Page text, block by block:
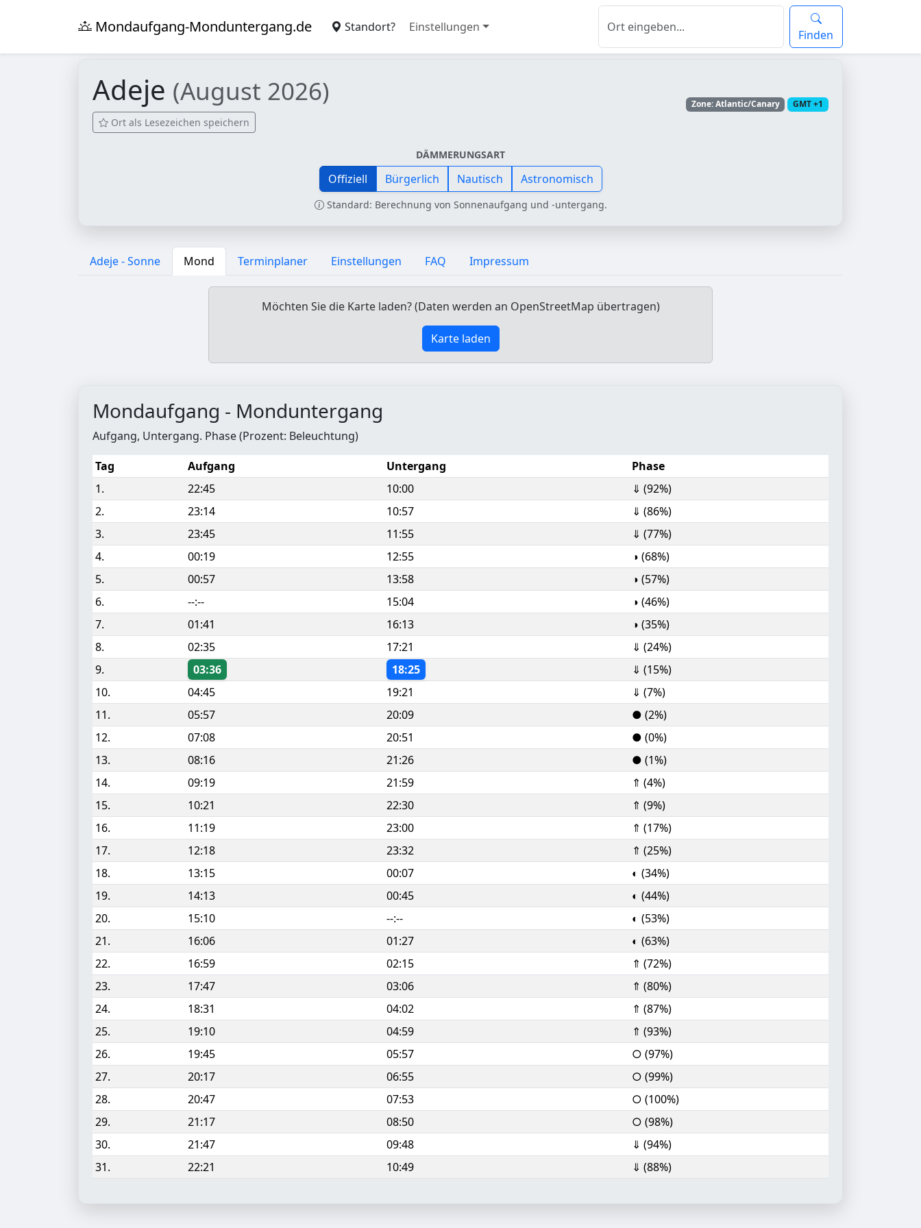
Mondaufgang-Monduntergang.de Standort? Einstellungen
Finden
Adeje (August 2026)
Ort als Lesezeichen speichern
Zone: Atlantic/Canary GMT +1
DÄMMERUNGSART
Offiziell Bürgerlich Nautisch Astronomisch
Standard: Berechnung von Sonnenaufgang und -untergang.
Adeje - Sonne Mond Terminplaner Einstellungen FAQ Impressum
Möchten Sie die Karte laden? (Daten werden an OpenStreetMap übertragen)
Karte laden
Mondaufgang - Monduntergang
Aufgang, Untergang. Phase (Prozent: Beleuchtung)
Tag
Aufgang Untergang
Phase
1.
22:45 10:00
⇓ (92%)
2.
23:14 10:57
⇓ (86%)
3.
23:45 11:55
⇓ (77%)
4.
00:19 12:55
◑ (68%)
5.
00:57 13:58
◑ (57%)
6.
--:-- 15:04
◑ (46%)
7.
01:41 16:13
◑ (35%)
8.
02:35 17:21
⇓ (24%)
9.
03:36 18:25
⇓ (15%)
10.
04:45 19:21
⇓ (7%)
11.
05:57 20:09
● (2%)
12.
07:08 20:51
● (0%)
13.
08:16 21:26
● (1%)
14.
09:19 21:59
⇑ (4%)
15.
10:21 22:30
⇑ (9%)
16.
11:19 23:00
⇑ (17%)
17.
12:18 23:32
⇑ (25%)
18.
13:15 00:07
◐ (34%)
19.
14:13 00:45
◐ (44%)
20.
15:10 --:--
◐ (53%)
21.
16:06 01:27
◐ (63%)
22.
16:59 02:15
⇑ (72%)
23.
17:47 03:06
⇑ (80%)
24.
18:31 04:02
⇑ (87%)
25.
19:10 04:59
⇑ (93%)
26.
19:45 05:57
○ (97%)
27.
20:17 06:55
○ (99%)
28.
20:47 07:53
○ (100%)
29.
21:17 08:50
○ (98%)
30.
21:47 09:48
⇓ (94%)
31.
22:21 10:49 ⇓ (88%)